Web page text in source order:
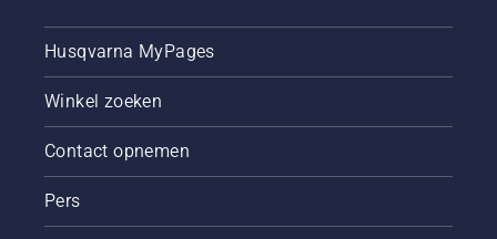
Husqvarna MyPages
Winkel zoeken
Contact opnemen
Pers